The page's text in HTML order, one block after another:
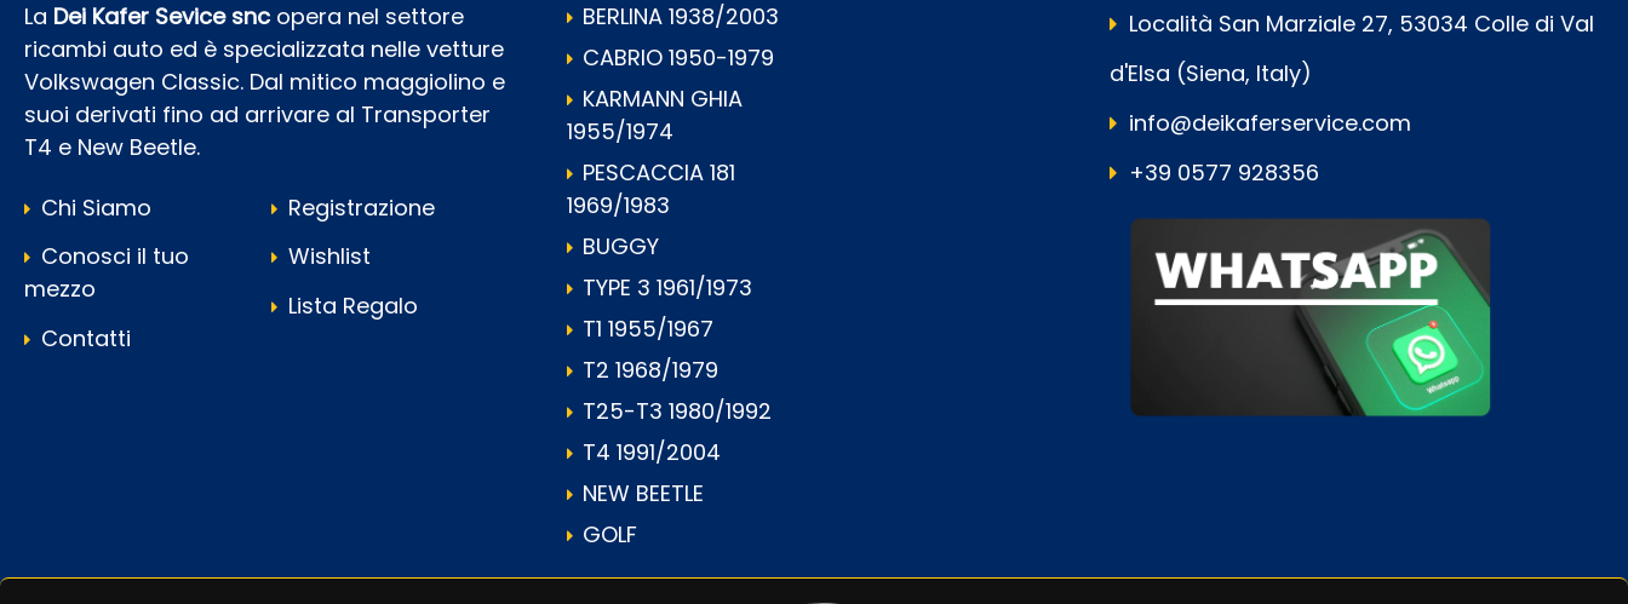
La Dei Kafer Sevice snc opera nel settore
ricambi auto ed è specializzata nelle vetture
Volkswagen Classic. Dal mitico maggiolino e
suoi derivati fino ad arrivare al Transporter
T4 e New Beetle.
Chi Siamo
Conosci il tuo
mezzo
Contatti
Registrazione
Wishlist
Lista Regalo
BERLINA 1938/2003
CABRIO 1950-1979
KARMANN GHIA
1955/1974
PESCACCIA 181
1969/1983
BUGGY
TYPE 3 1961/1973
T1 1955/1967
T2 1968/1979
T25-T3 1980/1992
T4 1991/2004
NEW BEETLE
GOLF
Località San Marziale 27, 53034 Colle di Val
d'Elsa (Siena, Italy)
info@deikaferservice.com
+39 0577 928356